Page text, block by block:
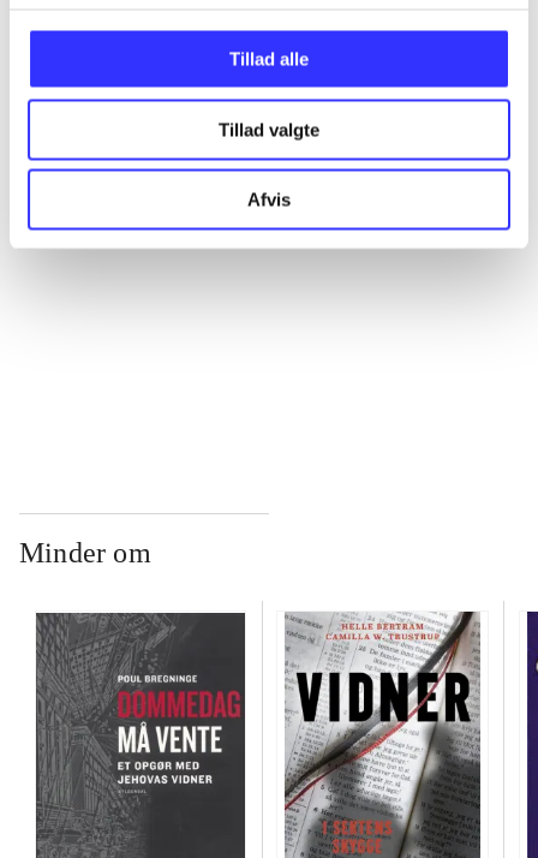
Tillad alle
Tillad valgte
Afvis
Minder om